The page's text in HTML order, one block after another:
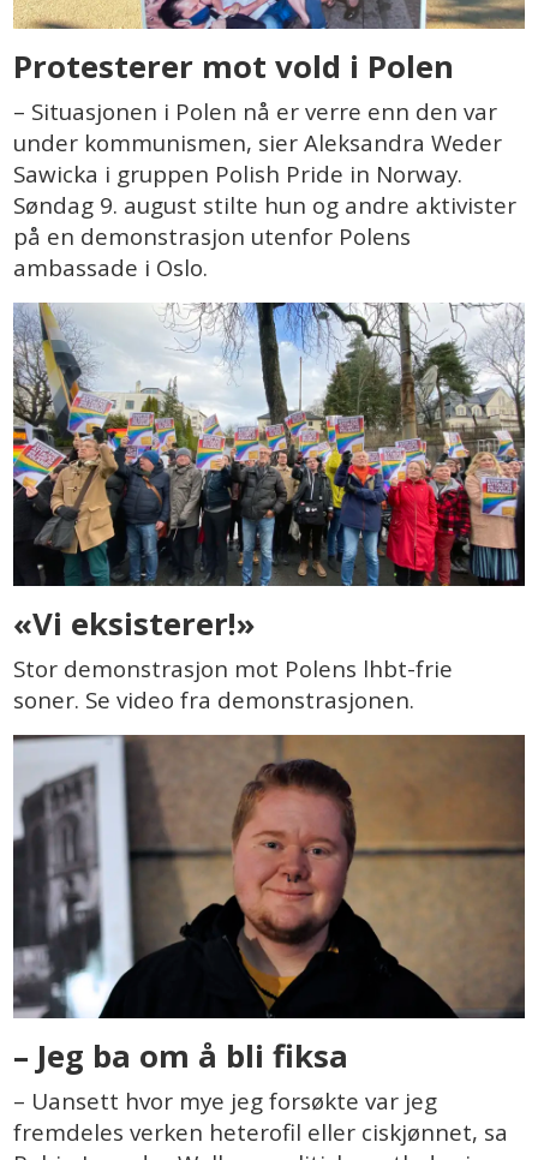
Protesterer mot vold i Polen
– Situasjonen i Polen nå er verre enn den var
under kommunismen, sier Aleksandra Weder
Sawicka i gruppen Polish Pride in Norway.
Søndag 9. august stilte hun og andre aktivister
på en demonstrasjon utenfor Polens
ambassade i Oslo.
«Vi eksisterer!»
Stor demonstrasjon mot Polens lhbt-frie
soner. Se video fra demonstrasjonen.
– Jeg ba om å bli fiksa
– Uansett hvor mye jeg forsøkte var jeg
fremdeles verken heterofil eller ciskjønnet, sa